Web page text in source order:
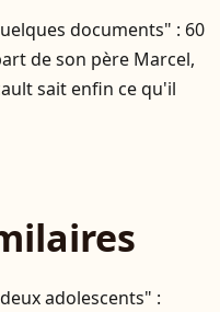
documents" : 60
de son père Marcel,
sait enfin ce qu'il
adolescents" :